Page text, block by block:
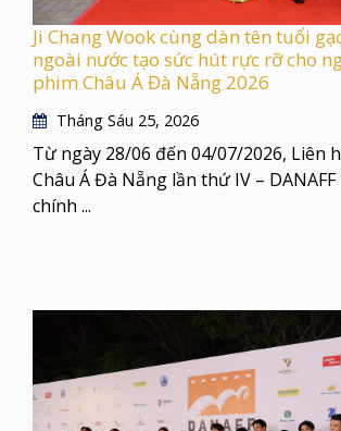
Ji Chang Wook cùng dàn tên tuổi
ngoài nước tạo sức hút rực rỡ cho
phim Châu Á Đà Nẵng 2026
Tháng Sáu 25, 2026
Từ ngày 28/06 đến 04/07/2026, Liên
Châu Á Đà Nẵng lần thứ IV – DANAFF
chính ...